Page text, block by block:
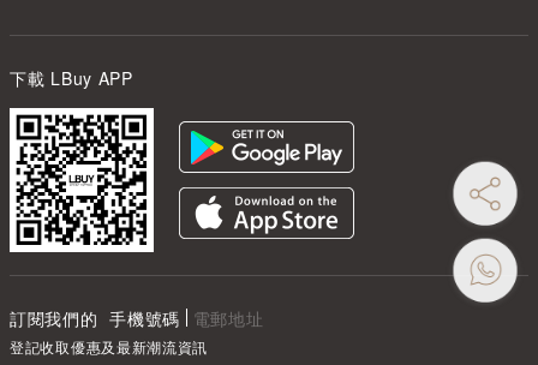
下載 LBuy APP
訂閱我們的 手機號碼 電郵地址
登記收取優惠及最新潮流資訊